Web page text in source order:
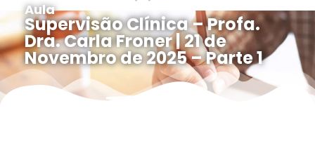
Aula
Supervisão Clínica – Profa.
Dra. Carla Froner | 21 de
Novembro de 2025 – Parte 1